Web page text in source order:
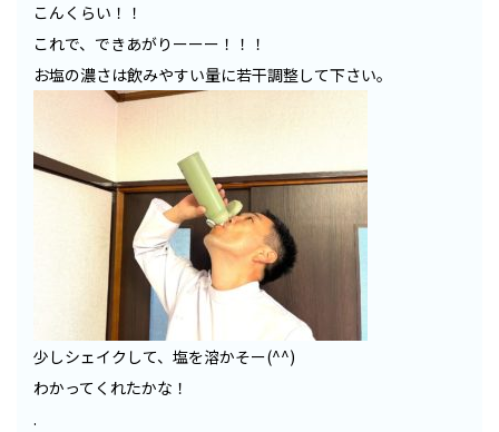
こんくらい！！
これで、できあがりーーー！！！
お塩の濃さは飲みやすい量に若干調整して下さい。
少しシェイクして、塩を溶かそー(^^)
わかってくれたかな！
.